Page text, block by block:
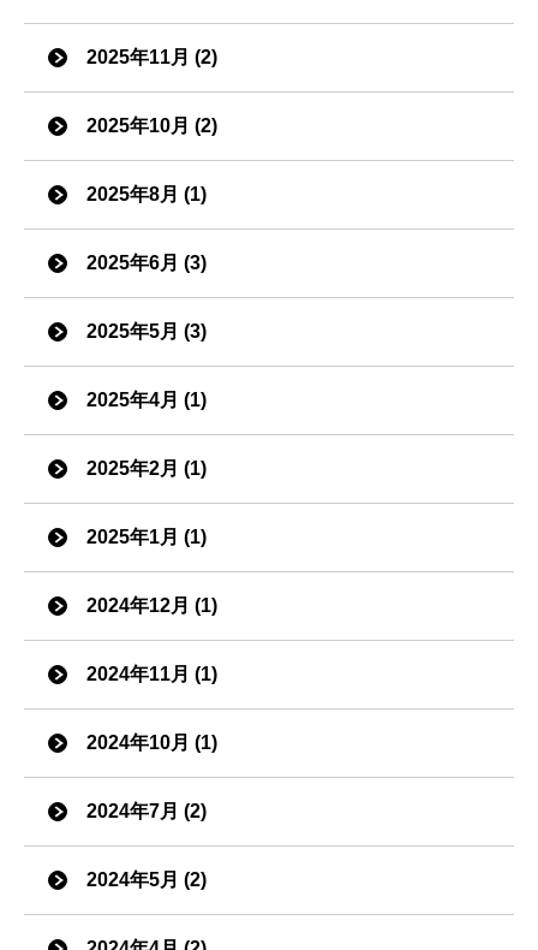
2025年11月 (2)
2025年10月 (2)
2025年8月 (1)
2025年6月 (3)
2025年5月 (3)
2025年4月 (1)
2025年2月 (1)
2025年1月 (1)
2024年12月 (1)
2024年11月 (1)
2024年10月 (1)
2024年7月 (2)
2024年5月 (2)